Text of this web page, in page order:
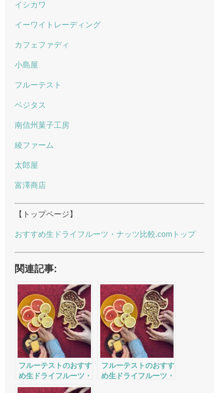
イシカワ
イーワイトレーディング
カフェファディ
小島屋
フルーテスト
ベジタス
南信州菓子工房
綾ファーム
太郎屋
富澤商店
【トップページ】
おすすめ生ドライフルーツ・ナッツ比較.comトップ
関連記事:
フルーテストのおすす
め生ドライフルーツ・
ナッツの評判・口コ
フルーテストのおすす
め生ドライフルーツ・